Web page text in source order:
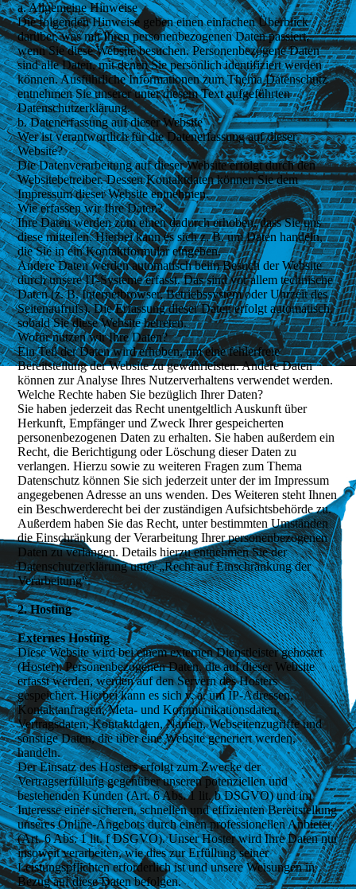
a. Allgemeine Hinweise
Die folgenden Hinweise geben einen einfachen Überblick
darüber, was mit Ihren personenbezogenen Daten passiert,
wenn Sie diese Website besuchen. Personenbezogene Daten
sind alle Daten, mit denen Sie persönlich identifiziert werden
können. Ausführliche Informationen zum Thema Datenschutz
entnehmen Sie unserer unter diesem Text aufgeführten
Datenschutzerklärung.
b. Datenerfassung auf dieser Website
Wer ist verantwortlich für die Datenerfassung auf dieser
Website?
Die Datenverarbeitung auf dieser Website erfolgt durch den
Websitebetreiber. Dessen Kontaktdaten können Sie dem
Impressum dieser Website entnehmen.
Wie erfassen wir Ihre Daten?
Ihre Daten werden zum einen dadurch erhoben, dass Sie uns
diese mitteilen. Hierbei kann es sich z. B. um Daten handeln,
die Sie in ein Kontaktformular eingeben.
Andere Daten werden automatisch beim Besuch der Website
durch unsere IT-Systeme erfasst. Das sind vor allem technische
Daten (z. B. Internetbrowser, Betriebssystem oder Uhrzeit des
Seitenaufrufs). Die Erfassung dieser Daten erfolgt automatisch,
sobald Sie diese Website betreten.
Wofür nutzen wir Ihre Daten?
Ein Teil der Daten wird erhoben, um eine fehlerfreie
Bereitstellung der Website zu gewährleisten. Andere Daten
können zur Analyse Ihres Nutzerverhaltens verwendet werden.
Welche Rechte haben Sie bezüglich Ihrer Daten?
Sie haben jederzeit das Recht unentgeltlich Auskunft über
Herkunft, Empfänger und Zweck Ihrer gespeicherten
personenbezogenen Daten zu erhalten. Sie haben außerdem ein
Recht, die Berichtigung oder Löschung dieser Daten zu
verlangen. Hierzu sowie zu weiteren Fragen zum Thema
Datenschutz können Sie sich jederzeit unter der im Impressum
angegebenen Adresse an uns wenden. Des Weiteren steht Ihnen
ein Beschwerderecht bei der zuständigen Aufsichtsbehörde zu.
Außerdem haben Sie das Recht, unter bestimmten Umständen
die Einschränkung der Verarbeitung Ihrer personenbezogenen
Daten zu verlangen. Details hierzu entnehmen Sie der
Datenschutzerklärung unter „Recht auf Einschränkung der
Verarbeitung“.
2. Hosting
Externes Hosting
Diese Website wird bei einem externen Dienstleister gehostet
(Hoster). Personenbezogenen Daten, die auf dieser Website
erfasst werden, werden auf den Servern des Hosters
gespeichert. Hierbei kann es sich v. a. um IP-Adressen,
Kontaktanfragen, Meta- und Kommunikationsdaten,
Vertragsdaten, Kontaktdaten, Namen, Webseitenzugriffe und
sonstige Daten, die über eine Website generiert werden,
handeln.
Der Einsatz des Hosters erfolgt zum Zwecke der
Vertragserfüllung gegenüber unseren potenziellen und
bestehenden Kunden (Art. 6 Abs. 1 lit. b DSGVO) und im
Interesse einer sicheren, schnellen und effizienten Bereitstellung
unseres Online-Angebots durch einen professionellen Anbieter
(Art. 6 Abs. 1 lit. f DSGVO). Unser Hoster wird Ihre Daten nur
insoweit verarbeiten, wie dies zur Erfüllung seiner
Leistungspflichten erforderlich ist und unsere Weisungen in
Bezug auf diese Daten befolgen.